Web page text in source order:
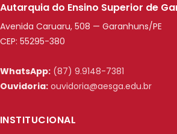
Autarquia do Ensino Superior de
Avenida Caruaru, 508 — Garanhuns/PE
CEP: 55295-380
WhatsApp: (87) 9.9148-7381
Ouvidoria: ouvidoria@aesga.edu.br
INSTITUCIONAL